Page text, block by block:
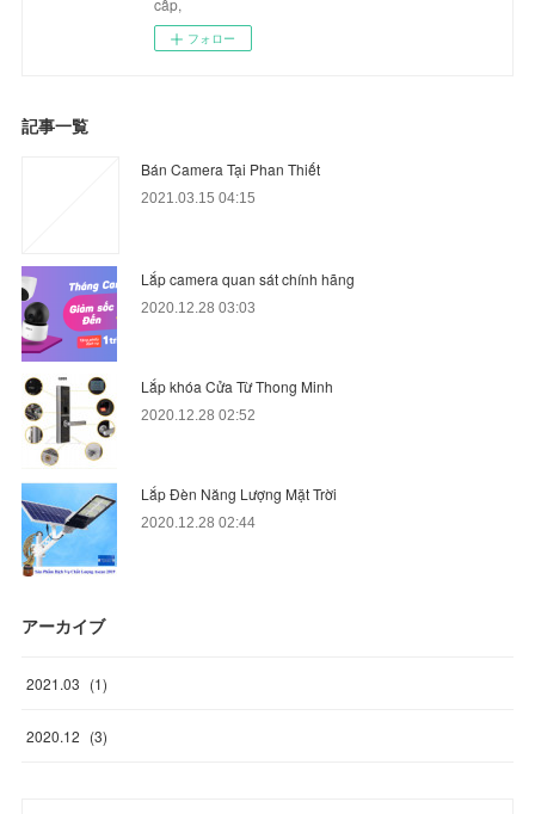
cấp,
フォロー
記事一覧
Bán Camera Tại Phan Thiết
2021.03.15 04:15
Lắp camera quan sát chính hãng
2020.12.28 03:03
Lắp khóa Cửa Từ Thong Minh
2020.12.28 02:52
Lắp Đèn Năng Lượng Mặt Trời
2020.12.28 02:44
アーカイブ
2021.03 (1)
2020.12 (3)